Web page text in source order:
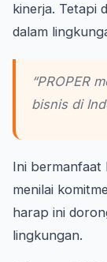
kinerja. Tetapi
dalam
“PROPER
bisnis di
Ini
menilai
harap ini
lingkungan.